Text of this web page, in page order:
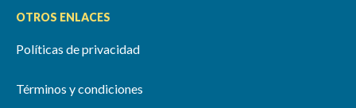
OTROS ENLACES
Políticas de privacidad
Términos y condiciones